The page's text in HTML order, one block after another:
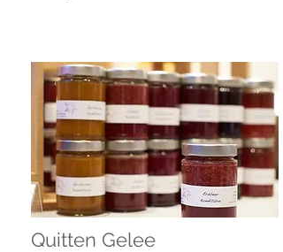
Quitten Gelee